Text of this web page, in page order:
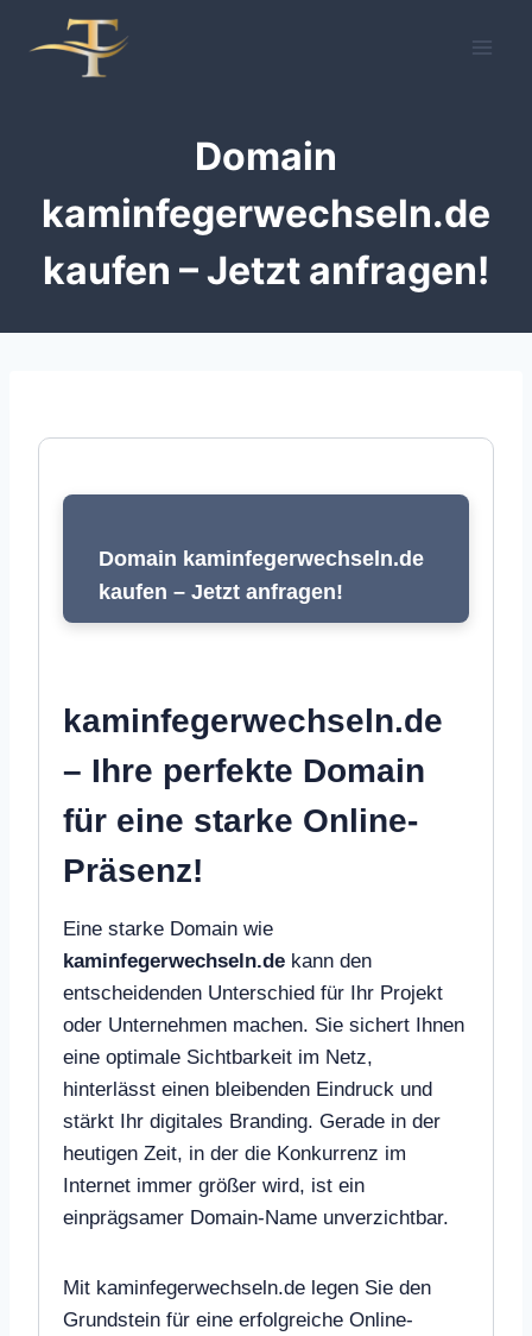
Inhalt
Domain
kaminfegerwechseln.de
kaufen – Jetzt anfragen!
Domain kaminfegerwechseln.de
kaufen – Jetzt anfragen!
kaminfegerwechseln.de
– Ihre perfekte Domain
für eine starke Online-
Präsenz!
Eine starke Domain wie
kaminfegerwechseln.de kann den
entscheidenden Unterschied für Ihr Projekt
oder Unternehmen machen. Sie sichert Ihnen
eine optimale Sichtbarkeit im Netz,
hinterlässt einen bleibenden Eindruck und
stärkt Ihr digitales Branding. Gerade in der
heutigen Zeit, in der die Konkurrenz im
Internet immer größer wird, ist ein
einprägsamer Domain-Name unverzichtbar.
Mit kaminfegerwechseln.de legen Sie den
Grundstein für eine erfolgreiche Online-